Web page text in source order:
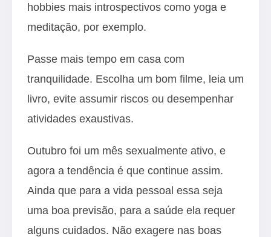
hobbies mais introspectivos como yoga e
meditação, por exemplo.
Passe mais tempo em casa com
tranquilidade. Escolha um bom filme, leia um
livro, evite assumir riscos ou desempenhar
atividades exaustivas.
Outubro foi um mês sexualmente ativo, e
agora a tendência é que continue assim.
Ainda que para a vida pessoal essa seja
uma boa previsão, para a saúde ela requer
alguns cuidados. Não exagere nas boas